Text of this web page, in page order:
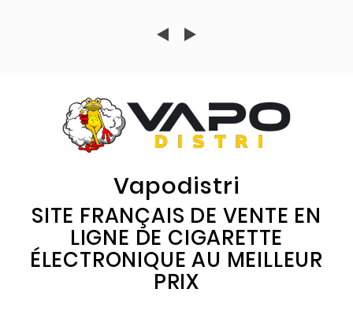
Vapodistri
SITE FRANÇAIS DE VENTE EN
LIGNE DE CIGARETTE
ÉLECTRONIQUE AU MEILLEUR
PRIX